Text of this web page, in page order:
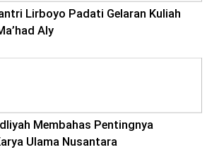
Lirboyo Padati Gelaran Kuliah
Aly
Membahas Pentingnya
Ulama Nusantara